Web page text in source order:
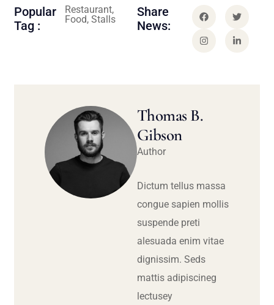
Popular
Tag :
Restaurant,
Food, Stalls
Share
News:
Thomas B.
Gibson
Author
Dictum tellus massa
congue sapien mollis
suspende preti
alesuada enim vitae
dignissim. Seds
mattis adipiscineg
lectusey